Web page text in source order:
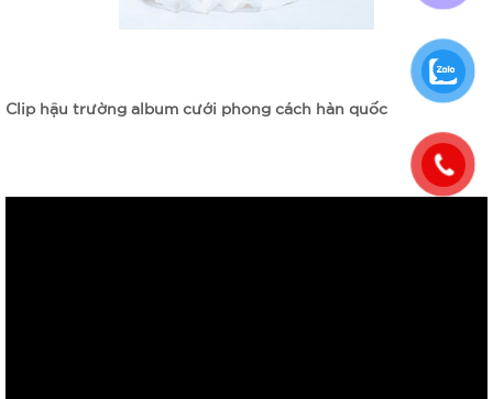
Clip hậu trường album cưới phong cách hàn quốc